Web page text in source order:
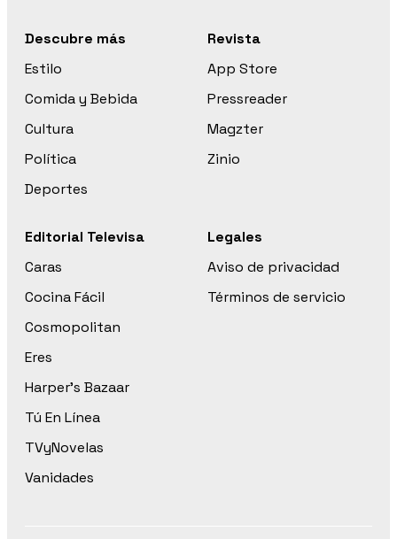
Descubre más
Estilo
Comida y Bebida
Cultura
Política
Deportes
Revista
App Store
Pressreader
Magzter
Zinio
Editorial Televisa
Caras
Cocina Fácil
Cosmopolitan
Eres
Harper’s Bazaar
Tú En Línea
TVyNovelas
Vanidades
Legales
Aviso de privacidad
Términos de servicio